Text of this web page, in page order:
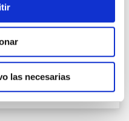
las necesarias
ironside
€